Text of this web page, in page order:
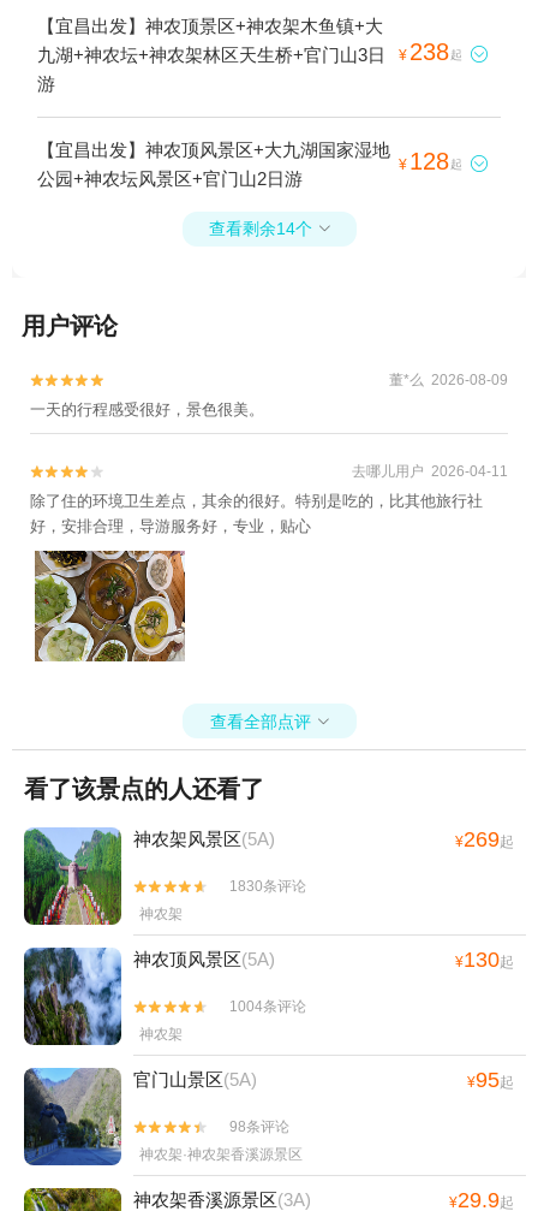
【宜昌出发】神农顶景区+神农架木鱼镇+大
九湖+神农坛+神农架林区天生桥+官门山3日
游
¥ 238起 
【宜昌出发】神农顶风景区+大九湖国家湿地
公园+神农坛风景区+官门山2日游
¥ 128起 
查看剩余14个 
用户评论

 董*么 2026-08-09
一天的行程感受很好，景色很美。

 去哪儿用户 2026-04-11
除了住的环境卫生差点，其余的很好。特别是吃的，比其他旅行社
好，安排合理，导游服务好，专业，贴心
查看全部点评 
看了该景点的人还看了
神农架风景区(5A) ¥269起


1830条评论
神农架
神农顶风景区(5A) ¥130起


1004条评论
神农架
官门山景区(5A) ¥95起


98条评论
神农架·神农架香溪源景区
神农架香溪源景区(3A) ¥29.9起